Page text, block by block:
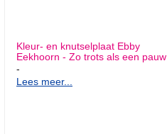
Kleur- en knutselplaat Ebby
Eekhoorn - Zo trots als een pauw
-
Lees meer...